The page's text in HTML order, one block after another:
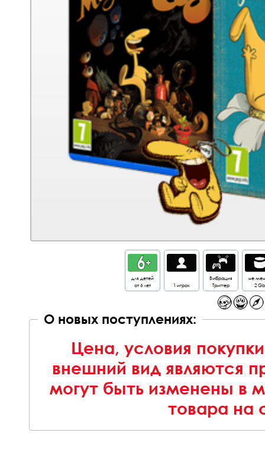
для детей
от 6 лет
1 игрок
Вибрация
Триггер
не
2 Gb
О новых поступлениях:
Цена, условия
внешний вид являются
могут быть изменены в
товара на